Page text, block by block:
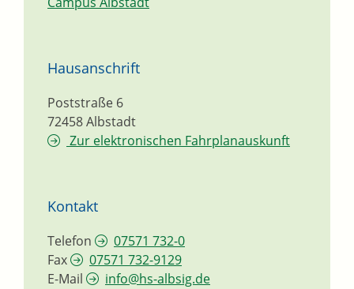
Hausanschrift
Poststraße 6
72458Albstadt
Zur elektronischen Fahrplanauskunft
Kontakt
Telefon
07571 732-0
Fax
07571 732-9129
E-Mail
info@hs-albsig.de